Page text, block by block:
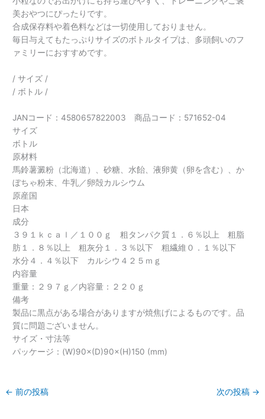
美おやつにぴったりです。
合成保存料や着色料などは一切使用しておりません。
毎日与えてもたっぷりサイズのボトルタイプは、多頭飼いのフ
ァミリーにおすすめです。
/ サイズ /
/ ボトル /
JANコード：4580657822003 商品コード：571652-04
サイズ
ボトル
原材料
馬鈴薯澱粉（北海道）、砂糖、水飴、液卵黄（卵を含む）、か
ぼちゃ粉末、牛乳／卵殻カルシウム
原産国
日本
成分
３９１ｋｃａｌ／１００ｇ 粗タンパク質１．６％以上 粗脂
肪１．８％以上 粗灰分１．３％以下 粗繊維０．１％以下
水分４．４％以下 カルシウ４２５ｍｇ
内容量
重量：２９７ｇ／内容量：２２０ｇ
備考
製品に黒点がある場合がありますが焼焦げによるものです。品
質に問題ございません。
サイズ・寸法等
パッケージ：(W)90×(D)90×(H)150 (mm)
← 前の投稿 次の投稿 →